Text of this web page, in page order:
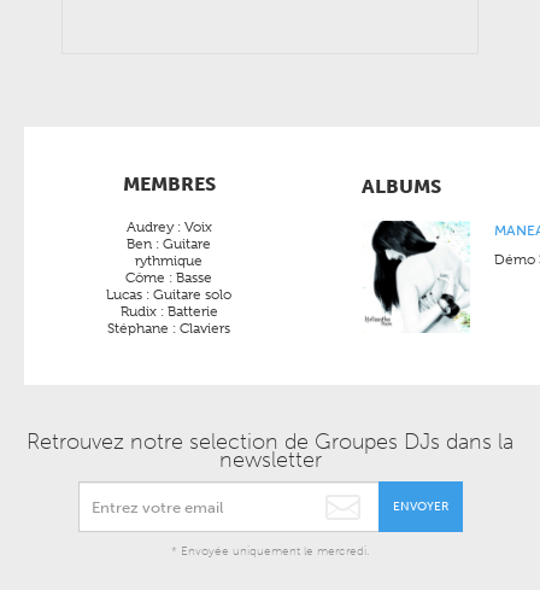
MEMBRES
Audrey : Voix
Ben : Guitare
rythmique
Côme : Basse
Lucas : Guitare solo
Rudix : Batterie
Stéphane : Claviers
ALBUMS
Démo
Retrouvez notre selection de Groupes DJs dans la
newsletter
ENVOYER
* Envoyée uniquement le mercredi.